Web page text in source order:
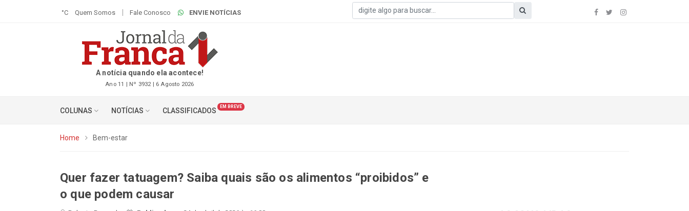
°C Quem Somos Fale Conosco ENVIE NOTÍCIAS
A notícia quando ela acontece!
Ano 11 | Nº 3932 | 6 Agosto 2026
COLUNAS NOTÍCIAS CLASSIFICADOS EM BREVE
Home Bem-estar
Quer fazer tatuagem? Saiba quais são os alimentos “proibidos” e
o que podem causar